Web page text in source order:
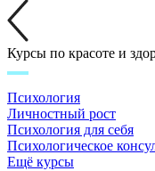
Курсы по красоте и
Психология
Личностный рост
Психология для себя
Психологическое
Ещё курсы